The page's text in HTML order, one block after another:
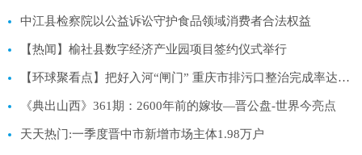
中江县检察院以公益诉讼守护食品领域消费者合法权益
【热闻】榆社县数字经济产业园项目签约仪式举行
【环球聚看点】把好入河“闸门” 重庆市排污口整治完成率达到80%
《典出山西》361期：2600年前的嫁妆—晋公盘-世界今亮点
天天热门:一季度晋中市新增市场主体1.98万户